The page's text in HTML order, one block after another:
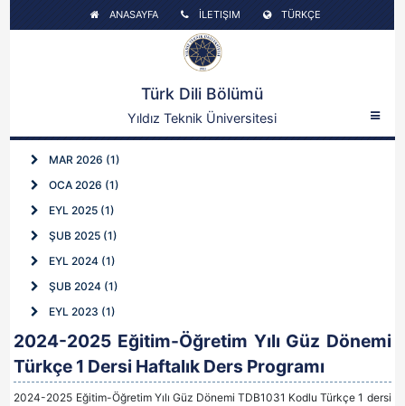
ANASAYFA İLETIŞIM TÜRKÇE
Türk Dili Bölümü
Yıldız Teknik Üniversitesi
MAR 2026 (1)
OCA 2026 (1)
EYL 2025 (1)
ŞUB 2025 (1)
EYL 2024 (1)
ŞUB 2024 (1)
EYL 2023 (1)
2024-2025 Eğitim-Öğretim Yılı Güz Dönemi
Türkçe 1 Dersi Haftalık Ders Programı
2024-2025 Eğitim-Öğretim Yılı Güz Dönemi TDB1031 Kodlu Türkçe 1 dersi